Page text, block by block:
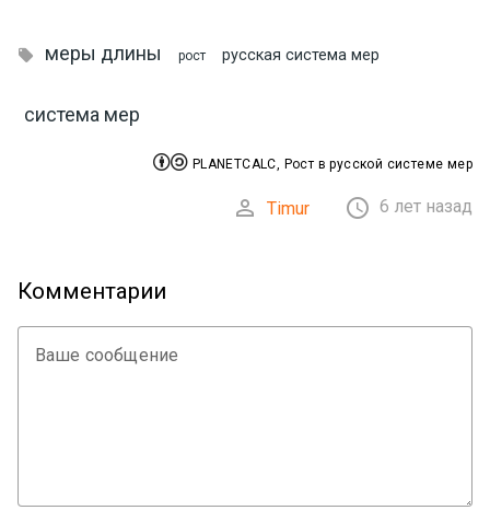
 меры длины рост русская система мер
система мер
 PLANETCALC, Рост в русской системе мер
 Timur  6 лет назад
Комментарии
Ваше сообщение